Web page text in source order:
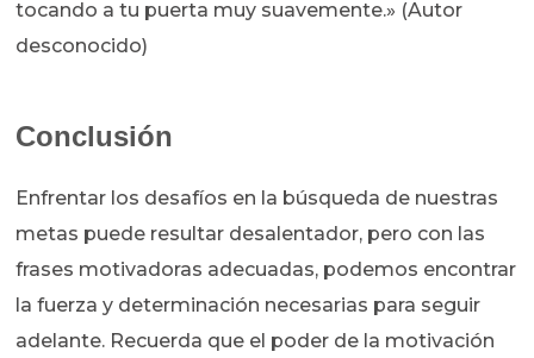
tocando a tu puerta muy suavemente.» (Autor
desconocido)
Conclusión
Enfrentar los desafíos en la búsqueda de nuestras
metas puede resultar desalentador, pero con las
frases motivadoras adecuadas, podemos encontrar
la fuerza y determinación necesarias para seguir
adelante. Recuerda que el poder de la motivación